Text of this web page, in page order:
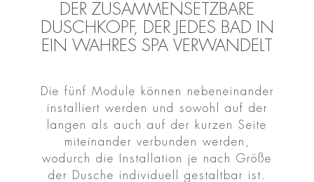
DER ZUSAMMENSETZBARE
DUSCHKOPF, DER JEDES BAD IN
EIN WAHRES SPA VERWANDELT
Die fünf Module können nebeneinander
installiert werden und sowohl auf der
langen als auch auf der kurzen Seite
miteinander verbunden werden,
wodurch die Installation je nach Größe
der Dusche individuell gestaltbar ist.